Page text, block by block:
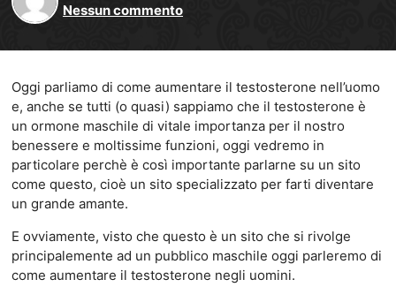
Nessun commento
Oggi parliamo di come aumentare il testosterone nell’uomo
e, anche se tutti (o quasi) sappiamo che il testosterone è
un ormone maschile di vitale importanza per il nostro
benessere e moltissime funzioni, oggi vedremo in
particolare perchè è così importante parlarne su un sito
come questo, cioè un sito specializzato per farti diventare
un grande amante.
E ovviamente, visto che questo è un sito che si rivolge
principalemente ad un pubblico maschile oggi parleremo di
come aumentare il testosterone negli uomini.